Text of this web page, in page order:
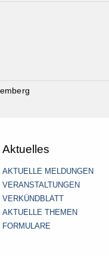
Aktuelles
AKTUELLE MELDUNGEN
VERANSTALTUNGEN
VERKÜNDBLATT
AKTUELLE THEMEN
FORMULARE